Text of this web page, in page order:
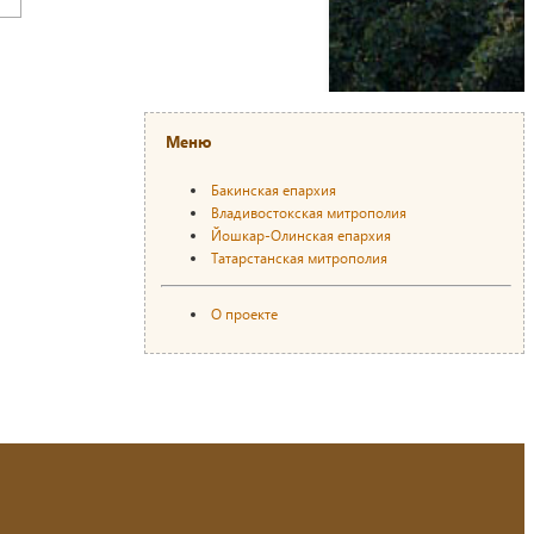
Меню
Бакинская епархия
Владивостокская митрополия
Йошкар-Олинская епархия
Татарстанская митрополия
О проекте